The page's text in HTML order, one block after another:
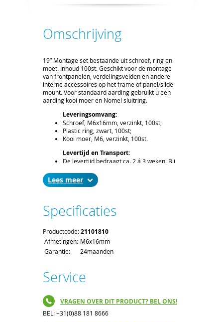
Omschrijving
19” Montage set bestaande uit schroef, ring en
moet. Inhoud 100st. Geschikt voor de montage
van frontpanelen, verdelingsvelden en andere
interne accessoires op het frame of panel/slide
mount. Voor standaard aarding gebruikt u een
aarding kooi moer en Nomel sluitring.
Leveringsomvang:
Schroef, M6x16mm, verzinkt, 100st;
Plastic ring, zwart, 100st;
Kooi moer, M6, verzinkt, 100st.
Levertijd en Transport:
De levertijd bedraagt ca. 2 á 3 weken. Bij
gewenste leverdatum aangeven.
Voor het afleveren van een montage set
Lees
Specificaties
Productcode:21101810
Afmetingen: M6x16mm
Garantie:
24maanden
Service
VRAGEN OVER DIT PRODUCT? BEL ONS!
BEL: +31(0)88 181 8666